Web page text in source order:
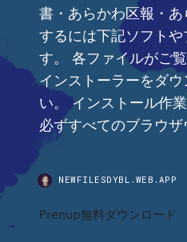
書・あらかわ区報・
するには下記ソフト
す。 各ファイルがご
インストーラーをダ
い。 インストール作
必ずすべてのブラウ
NEWFILESDYBL.WEB.APP
Prenup無料ダウンロード